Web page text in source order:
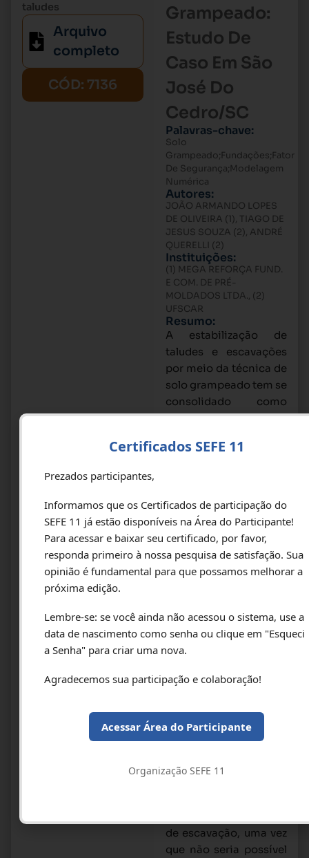
taludes
Arquivo
completo
CÓD: 7136
Grampeado:
Estudo De
Caso Em São
José Do
Cedro/SC
Palavras-chave:
Solo
Grampeado;Fundações;Fator
De Segurança;Modelagem
Numérica
Autores:
JOÃO ARMANDO LOPES
DE OLIVEIRA (1), TIAGO DE
JESUS SOUZA (2), ANDRÉ
QUERELLI (2)
Instituições:
(1) MEGA REFORÇA FUND.
E COM. DE PRÉ-
MOLDADOS LTDA., (2)
UFSCAR
Resumo:
A estabilização de
taludes e escavações
por meio da técnica de
solo grampeado tem se
consolidado como
uma solução eficiente
engenharia
em contextos
específicos apresenta
desafios que exigem
uma análise detalhada
e adaptada às
principais desafios
enfrentados em uma
obra de contenção em
realizada no entorno
telecomunicações,
localizada no
do Cedro/SC. A
de escavação, uma vez
que não seria possível
Certificados SEFE 11
Prezados participantes,
Informamos que os Certificados de participação do
SEFE 11 já estão disponíveis na Área do Participante!
Para acessar e baixar seu certificado, por favor,
responda primeiro à nossa pesquisa de satisfação. Sua
opinião é fundamental para que possamos melhorar a
próxima edição.
Lembre-se: se você ainda não acessou o sistema, use a
data de nascimento como senha ou clique em "Esqueci
a Senha" para criar uma nova.
Agradecemos sua participação e colaboração!
Acessar Área do Participante
Organização SEFE 11